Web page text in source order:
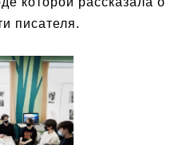
писателя.